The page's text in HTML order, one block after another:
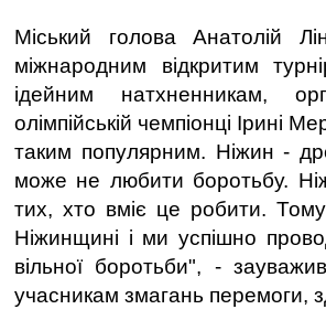
Міський голова Анатолій
міжнародним відкритим
ідейним натхненникам,
олімпійській чемпіонці Ірині
таким популярним. Ніжин -
може не любити боротьбу.
тих, хто вміє це робити.
Ніжинщині і ми успішно
вільної боротьби", -
учасникам змагань перемоги,